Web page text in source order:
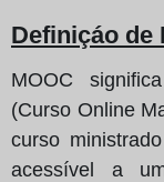
Definiçáo de
MOOC
(Curso Online
curso
acessível a